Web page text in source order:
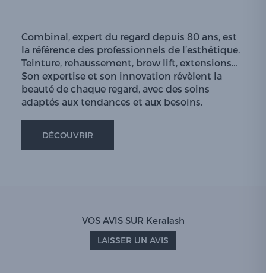
Combinal, expert du regard depuis 80 ans, est
la référence des professionnels de l’esthétique.
Teinture, rehaussement, brow lift, extensions…
Son expertise et son innovation révèlent la
beauté de chaque regard, avec des soins
adaptés aux tendances et aux besoins.
DÉCOUVRIR
VOS AVIS SUR Keralash
LAISSER UN AVIS